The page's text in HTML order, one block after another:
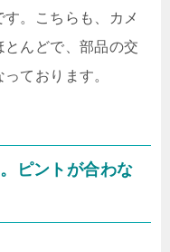
。こちらも、カメ
んどで、部品の交
ております。
ピントが合わな